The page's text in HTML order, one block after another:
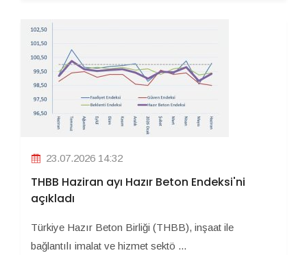
23.07.2026 14:32
THBB Haziran ayı Hazır Beton Endeksi'ni
açıkladı
Türkiye Hazır Beton Birliği (THBB), inşaat ile
bağlantılı imalat ve hizmet sektö ...